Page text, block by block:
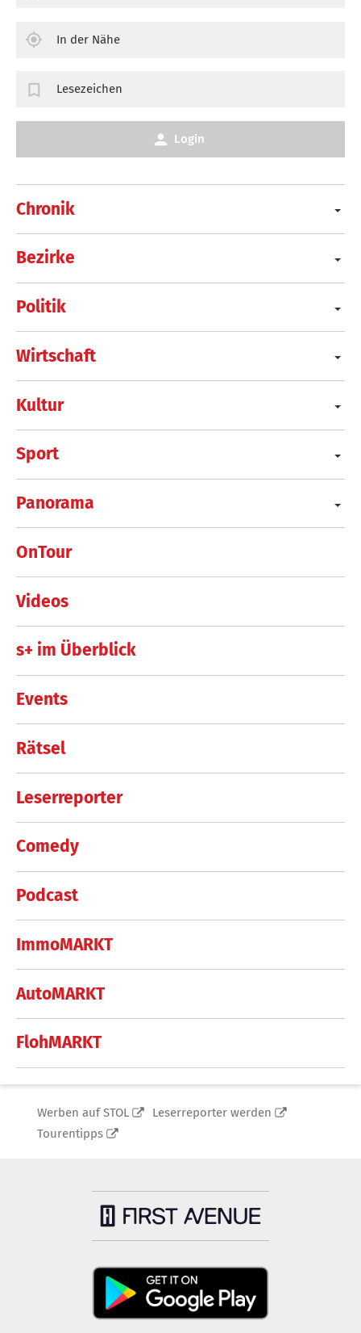
Chronik
Bezirke
Politik
Wirtschaft
Kultur
Sport
Panorama
OnTour
Videos
s+ im Überblick
Events
Rätsel
Leserreporter
Comedy
Podcast
ImmoMARKT
AutoMARKT
FlohMARKT
In der Nähe
Lesezeichen
Login
Werben auf STOL
Leserreporter werden
Tourentipps